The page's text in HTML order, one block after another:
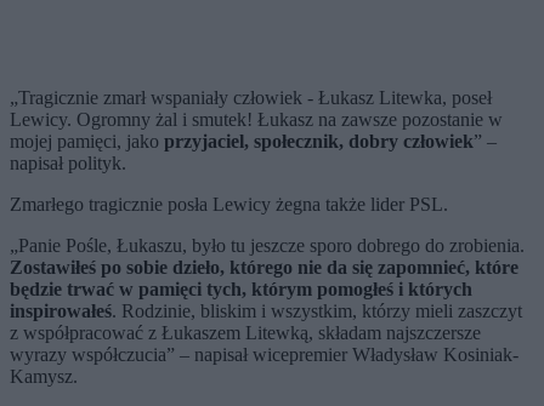
„Tragicznie zmarł wspaniały człowiek - Łukasz Litewka, poseł
Lewicy. Ogromny żal i smutek! Łukasz na zawsze pozostanie w
mojej pamięci, jako przyjaciel, społecznik, dobry człowiek” –
napisał polityk.
Zmarłego tragicznie posła Lewicy żegna także lider PSL.
„Panie Pośle, Łukaszu, było tu jeszcze sporo dobrego do zrobienia.
Zostawiłeś po sobie dzieło, którego nie da się zapomnieć, które
będzie trwać w pamięci tych, którym pomogłeś i których
inspirowałeś. Rodzinie, bliskim i wszystkim, którzy mieli zaszczyt
z współpracować z Łukaszem Litewką, składam najszczersze
wyrazy współczucia” – napisał wicepremier Władysław Kosiniak-
Kamysz.